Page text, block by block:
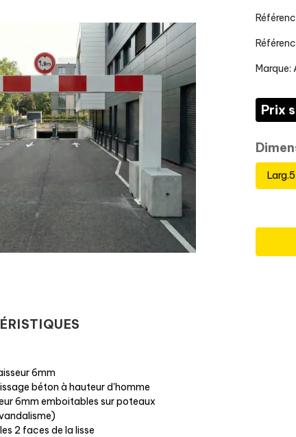
6mm
béton à hauteur d'homme
6mm emboitables sur poteaux
2 faces de la lisse
Marque:
Prix